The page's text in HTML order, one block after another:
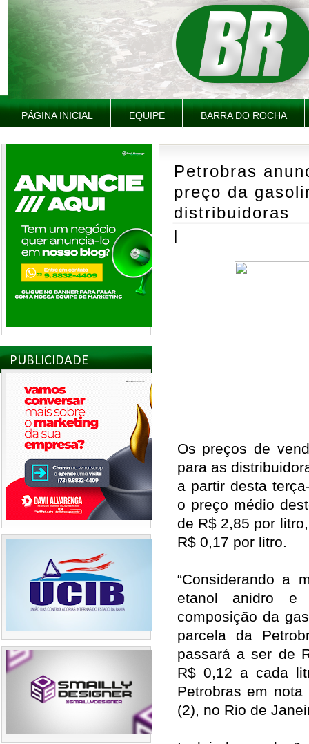
PÁGINA INICIAL EQUIPE BARRA DO ROCHA
PUBLICIDADE
Petrobras
preço da
distribuidoras
|
Os preços de
para as
a partir desta
o preço médio
de R$ 2,85 por
R$ 0,17 por litro.
“Considerando a
etanol anidro
composição da
parcela da
passará a ser de
R$ 0,12 a cada
Petrobras em
(2), no Rio de